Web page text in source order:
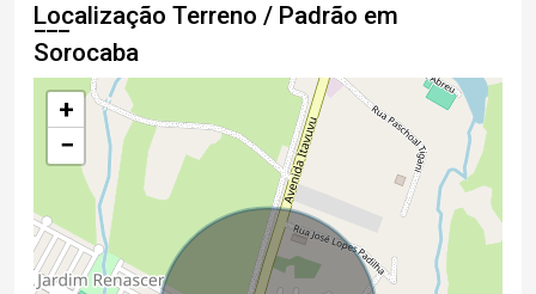
Localização Terreno / Padrão em
Sorocaba
+
−